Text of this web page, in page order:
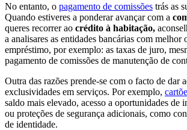
No entanto, o pagamento de comissões trás as
Quando estiveres a ponderar avançar com a
queres recorrer ao crédito à habitação,
a analisares as entidades bancárias com melhor
empréstimo, por exemplo: as taxas de juro,
pagamento de comissões de manutenção de
Outra das razões prende-se com o facto de dar
exclusividades em serviços. Por exemplo,
saldo mais elevado, acesso a oportunidades de
ou proteções de segurança adicionais, como
de identidade.